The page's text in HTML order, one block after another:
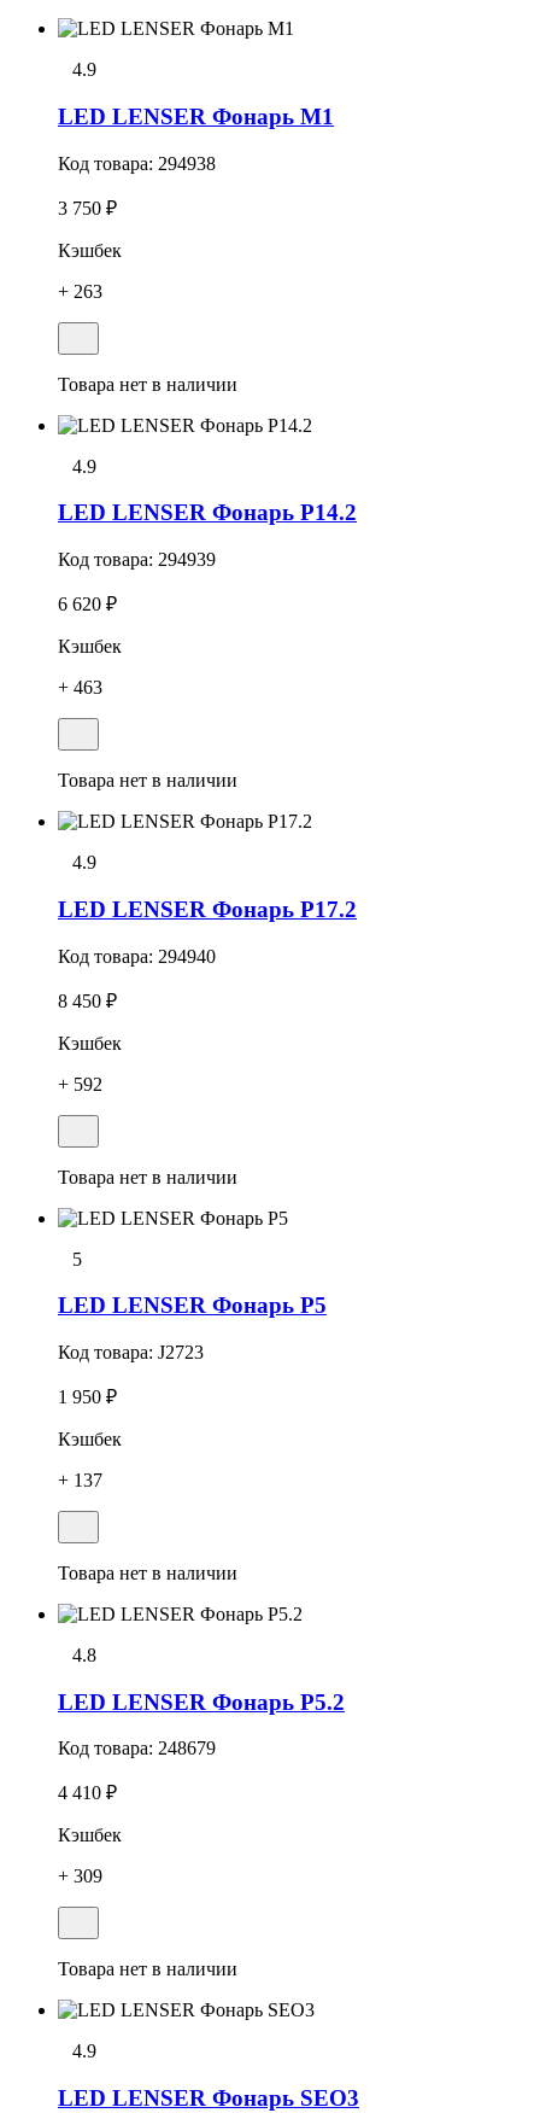
4.9
LED LENSER Фонарь M1
Код товара: 294938
3 750 ₽
Кэшбек
+ 263
Товара нет в наличии
4.9
LED LENSER Фонарь P14.2
Код товара: 294939
6 620 ₽
Кэшбек
+ 463
Товара нет в наличии
4.9
LED LENSER Фонарь P17.2
Код товара: 294940
8 450 ₽
Кэшбек
+ 592
Товара нет в наличии
5
LED LENSER Фонарь P5
Код товара: J2723
1 950 ₽
Кэшбек
+ 137
Товара нет в наличии
4.8
LED LENSER Фонарь P5.2
Код товара: 248679
4 410 ₽
Кэшбек
+ 309
Товара нет в наличии
4.9
LED LENSER Фонарь SEO3